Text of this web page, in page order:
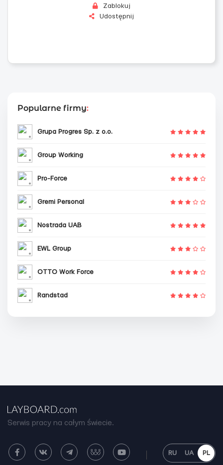
Zablokuj
Udostępnij
Popularne firmy:
Grupa Progres Sp. z o.o.
Group Working
Pro-Force
Gremi Personal
Nostrada UAB
EWL Group
OTTO Work Force
Randstad
Serwis pracy na całym świecie.
RU UA PL